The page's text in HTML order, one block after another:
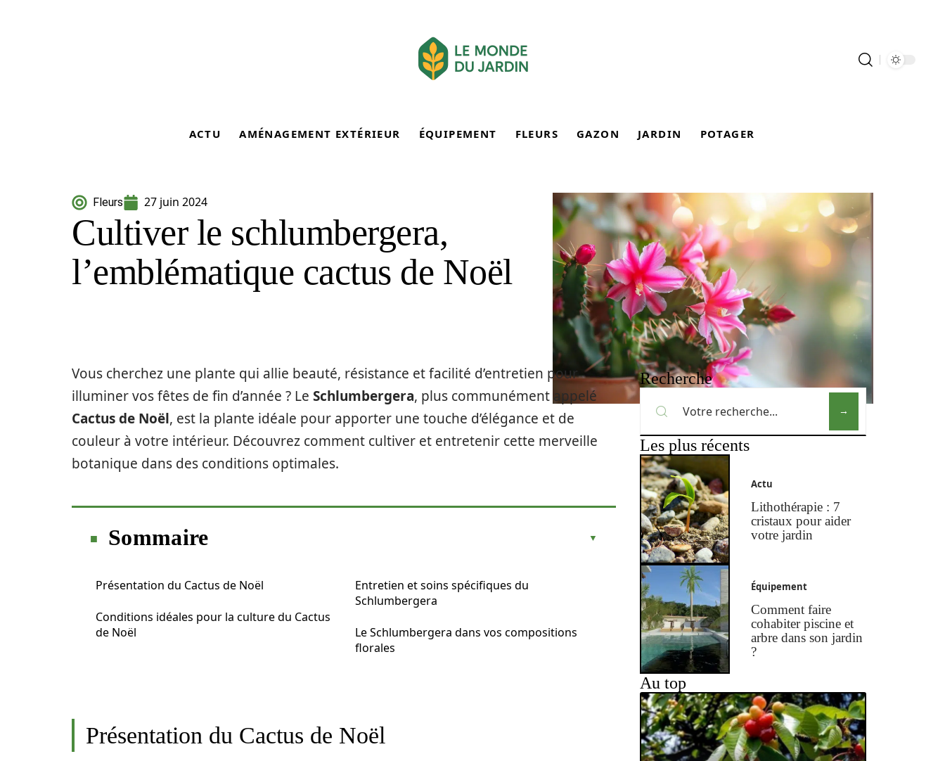
ACTU AMÉNAGEMENT EXTÉRIEUR ÉQUIPEMENT FLEURS GAZON JARDIN POTAGER
Fleurs 27 juin 2024
Cultiver le schlumbergera,
l’emblématique cactus de Noël
Vous cherchez une plante qui allie beauté, résistance et facilité d’entretien pour
illuminer vos fêtes de fin d’année ? Le Schlumbergera, plus communément appelé
Cactus de Noël, est la plante idéale pour apporter une touche d’élégance et de
couleur à votre intérieur. Découvrez comment cultiver et entretenir cette merveille
botanique dans des conditions optimales.
Sommaire
Présentation du Cactus de Noël
Conditions idéales pour la culture du Cactus
de Noël
Entretien et soins spécifiques du
Schlumbergera
Le Schlumbergera dans vos compositions
florales
Présentation du Cactus de Noël
Recherche
Les plus récents
Actu
Lithothérapie : 7
cristaux pour aider
votre jardin
Équipement
Comment faire
cohabiter piscine et
arbre dans son jardin
?
Au top